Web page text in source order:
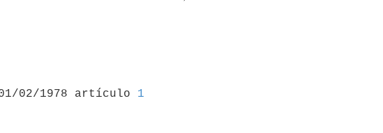
02/1978 artículo 1